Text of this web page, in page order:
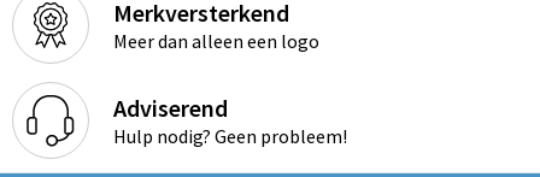
Merkversterkend
Meer dan alleen een logo
Adviserend
Hulp nodig? Geen probleem!